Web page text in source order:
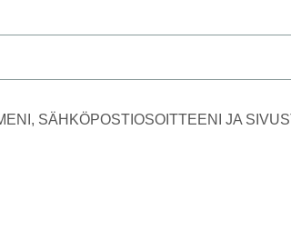
SÄHKÖPOSTIOSOITTEENI JA